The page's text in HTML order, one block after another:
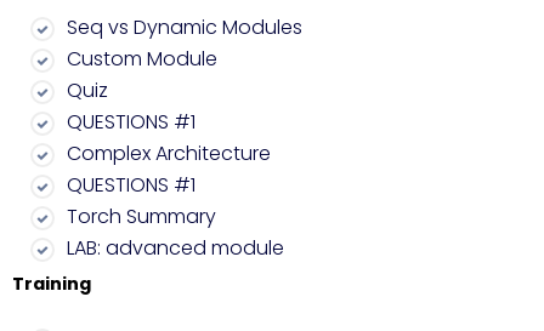
Seq vs Dynamic Modules
Custom Module
Quiz
QUESTIONS #1
Complex Architecture
QUESTIONS #1
Torch Summary
LAB: advanced module
Training